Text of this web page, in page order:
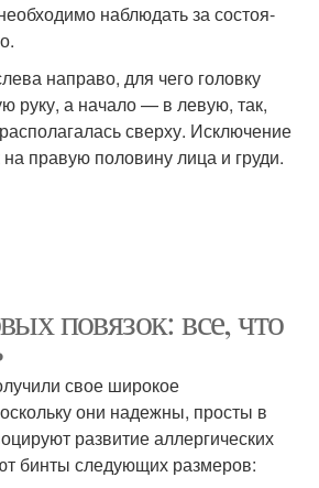
наблюдать за состоя­
направо, для чего головку
руку, а начало — в левую, так,
сверху. Исключе­ние
правую половину лица и груди.
повязок: все, что
свое широкое
они надежны, просты в
развитие аллергических
бинты следующих размеров: